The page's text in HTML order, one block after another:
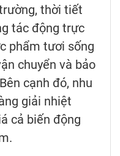
thời tiết
tác động trực
phẩm tươi sống
chuyển và bảo
cạnh đó, nhu
giải nhiệt
cả biến động